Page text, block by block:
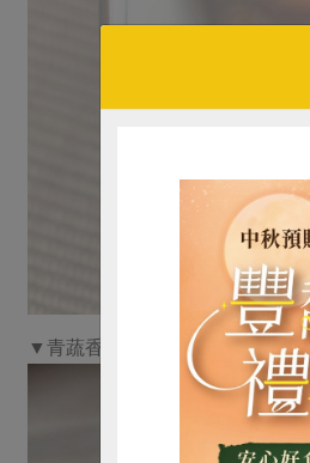
▼青蔬香腸仙草拌飯